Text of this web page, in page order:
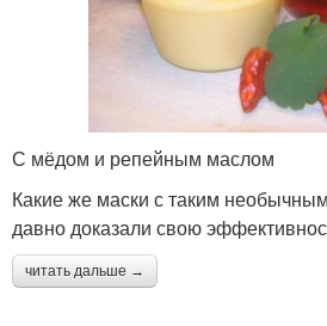
С мёдом и репейным маслом
Какие же маски с таким
давно доказали свою
читать дальше →